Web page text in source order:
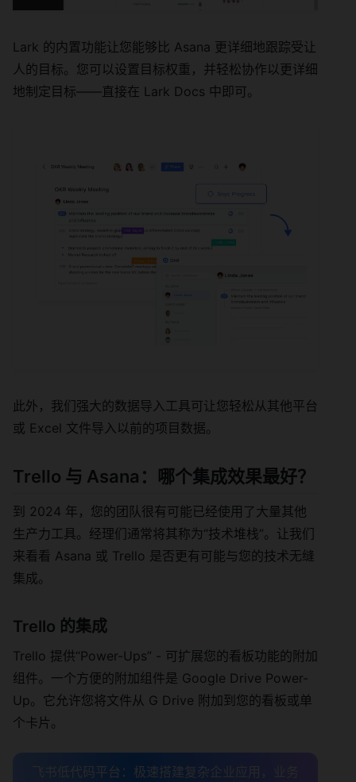
Lark 的内置功能让您能够比 Asana 更详细地跟踪受让
人的目标。您可以设置目标权重，并轻松协作以更详细
地制定目标——直接在 Lark Docs 中即可。
此外，我们强大的数据导入工具可让您轻松从其他平台
或 Excel 文件导入以前的项目数据。
Trello 与 Asana：哪个集成效果最好？
到 2024 年，您的团队很有可能已经使用了大量其他
生产力工具。经理们通常将其称为“技术堆栈”。让我们
来看看 Asana 或 Trello 是否更有可能与您的技术无缝
集成。
Trello 的集成
Trello 提供“Power-Ups” - 可扩展您的看板功能的附加
组件。一个方便的附加组件是 Google Drive Power-
Up。它允许您将文件从 G Drive 附加到您的看板或单
个卡片。
飞书低代码平台：极速搭建复杂企业应用，业务